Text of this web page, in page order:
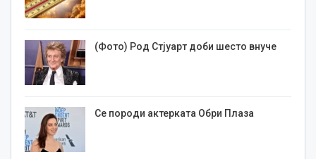
(Фото) Род Стјуарт доби шесто внуче
Се породи актерката Обри Плаза